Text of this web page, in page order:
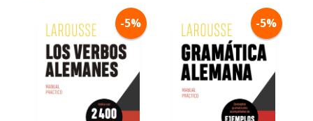
-5% -5%